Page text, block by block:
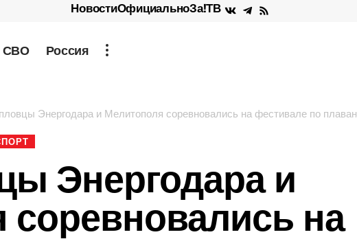
НовостиОфициальноЗа!ТВ
СВО Россия
Энергодара и Мелитополя соревновались на фестивале по плаванию
Энергодара и
на